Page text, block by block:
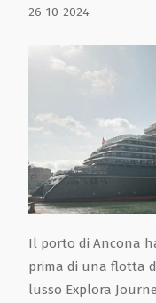
26-10-2024
Il porto di Ancona
prima di una flotta
lusso Explora